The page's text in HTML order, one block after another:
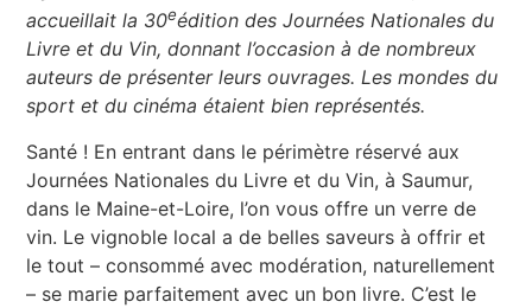
accueillait la 30eédition des Journées Nationales du
Livre et du Vin, donnant l’occasion à de nombreux
auteurs de présenter leurs ouvrages. Les mondes du
sport et du cinéma étaient bien représentés.
Santé ! En entrant dans le périmètre réservé aux
Journées Nationales du Livre et du Vin, à Saumur,
dans le Maine-et-Loire, l’on vous offre un verre de
vin. Le vignoble local a de belles saveurs à offrir et
le tout – consommé avec modération, naturellement
– se marie parfaitement avec un bon livre. C’est le